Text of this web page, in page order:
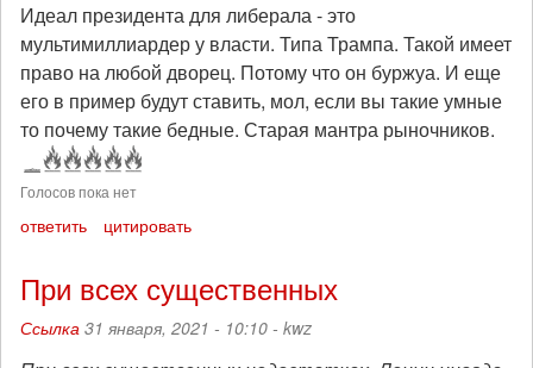
Идеал президента для либерала - это
мультимиллиардер у власти. Типа Трампа. Такой имеет
право на любой дворец. Потому что он буржуа. И еще
его в пример будут ставить, мол, если вы такие умные
то почему такие бедные. Старая мантра рыночников.
Голосов пока нет
ответить цитировать
При всех существенных
Ссылка 31 января, 2021 - 10:10 - kwz